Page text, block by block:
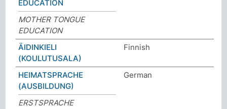
EDUCATION
MOTHER TONGUE
EDUCATION
ÄIDINKIELI
(KOULUTUSALA)
Finnish
HEIMATSPRACHE
(AUSBILDUNG)
German
ERSTSPRACHE